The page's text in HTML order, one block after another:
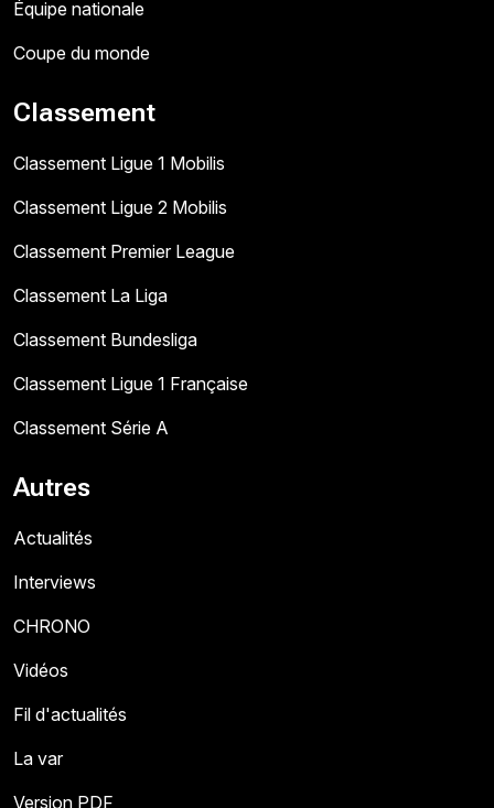
Équipe nationale
Coupe du monde
Classement
Classement Ligue 1 Mobilis
Classement Ligue 2 Mobilis
Classement Premier League
Classement La Liga
Classement Bundesliga
Classement Ligue 1 Française
Classement Série A
Autres
Actualités
Interviews
CHRONO
Vidéos
Fil d'actualités
La var
Version PDF